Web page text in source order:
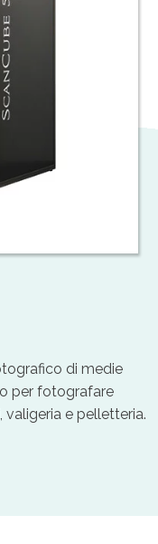
di medie
per fotografare
e pelletteria.